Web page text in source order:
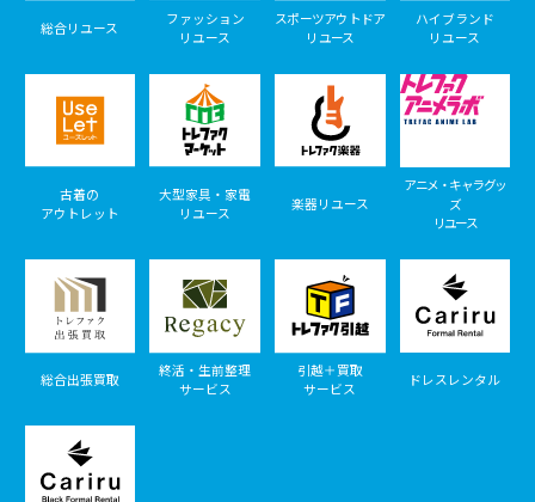
総合リユース
ファッション
リユース
スポーツアウトドア
リユース
ハイブランド
リユース
古着の
アウトレット
大型家具・家電
リユース
楽器リユース
アニメ・キャラグッ
ズ
リユース
総合出張買取
終活・生前整理
サービス
引越＋買取
サービス
ドレスレンタル